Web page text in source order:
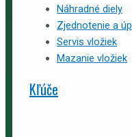
Náhradné diely
Zjednotenie a
Servis vložiek
Mazanie vložiek
Kľúče